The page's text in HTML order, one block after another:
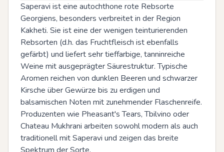
Saperavi ist eine autochthone rote Rebsorte
Georgiens, besonders verbreitet in der Region
Kakheti. Sie ist eine der wenigen teinturierenden
Rebsorten (d.h. das Fruchtfleisch ist ebenfalls
gefärbt) und liefert sehr tieffarbige, tanninreiche
Weine mit ausgeprägter Säurestruktur. Typische
Aromen reichen von dunklen Beeren und schwarzer
Kirsche über Gewürze bis zu erdigen und
balsamischen Noten mit zunehmender Flaschenreife.
Produzenten wie Pheasant's Tears, Tbilvino oder
Chateau Mukhrani arbeiten sowohl modern als auch
traditionell mit Saperavi und zeigen das breite